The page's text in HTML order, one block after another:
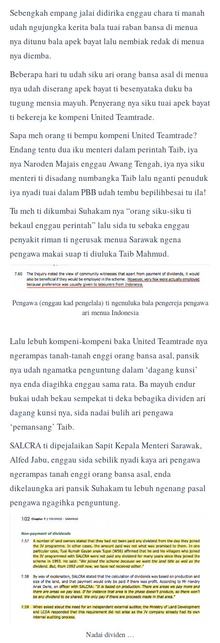
Sebengkah empang jalai didirika enggau chara ti manah
udah ngujungka kerita bala tuai raban bansa di menua
nya ditunu bala apek bayat lalu nembiak redak di menua
nya diemba.
Beberapa hari tu udah siku ari orang bansa asal di menua
nya udah diserang apek bayat ti besenyataka duku ba
tugung mensia mayuh. Penyerang nya siku tuai apek bayat
ti bekereja ke kompeni United Teamtrade.
Sapa meh orang ti bempu kompeni United Teamtrade?
Endang tentu dua iku menteri dalam perintah Taib, iya
nya Naroden Majais enggau Awang Tengah, iya nya siku
menteri ti disadang numbangka Taib lalu nganti penuduk
iya nyadi tuai dalam PBB udah tembu bepilihbesai tu ila!
Tu meh ti dikumbai Suhakam nya “orang siku-siku ti
bekaul enggau perintah” lalu sida tu sebaka enggau
penyakit riman ti ngerusak menua Sarawak ngena
pengawa makai suap ti diuluka Taib Mahmud.
Pengawa (enggau kad pengelala) ti ngenuluka bala pengereja pengawa
ari menua Indonesia
Lalu lebuh kompeni-kompeni baka United Teamtrade nya
ngerampas tanah-tanah enggi orang bansa asal, pansik
nya udah ngamatka penguntung dalam ‘dagang kunsi’
nya enda diagihka enggau sama rata. Ba mayuh endur
bukai udah bekau sempekat ti deka bebagika dividen ari
dagang kunsi nya, sida nadai bulih ari pengawa
‘pemansang’ Taib.
SALCRA ti dipejalaikan Sapit Kepala Menteri Sarawak,
Alfed Jabu, enggau sida sebilik nyadi kaya ari pengawa
ngerampas tanah enggi orang bansa asal, enda
dikelaungka ari pansik Suhakam tu lebuh ngenang pasal
pengawa ngagihka penguntung.
Nadai dividen …